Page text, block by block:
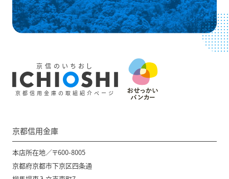
京信のいちおし
京都信用金庫の取組紹介ページ
京都信用金庫
本店所在地／〒600-8005
京都府京都市下京区四条通